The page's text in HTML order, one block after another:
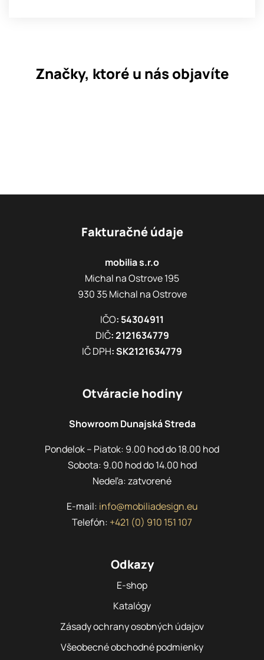
Značky, ktoré u nás objavíte
Fakturačné údaje
mobilia s.r.o
Michal na Ostrove 195
930 35 Michal na Ostrove
IČO: 54304911
DIČ: 2121634779
IČ DPH: SK2121634779
Otváracie hodiny
Showroom Dunajská Streda
Pondelok – Piatok: 9.00 hod do 18.00 hod
Sobota: 9.00 hod do 14.00 hod
Nedeľa: zatvorené
E-mail: info@mobiliadesign.eu
Telefón: +421 (0) 910 151 107
Odkazy
E-shop
Katalógy
Zásady ochrany osobných údajov
Všeobecné obchodné podmienky